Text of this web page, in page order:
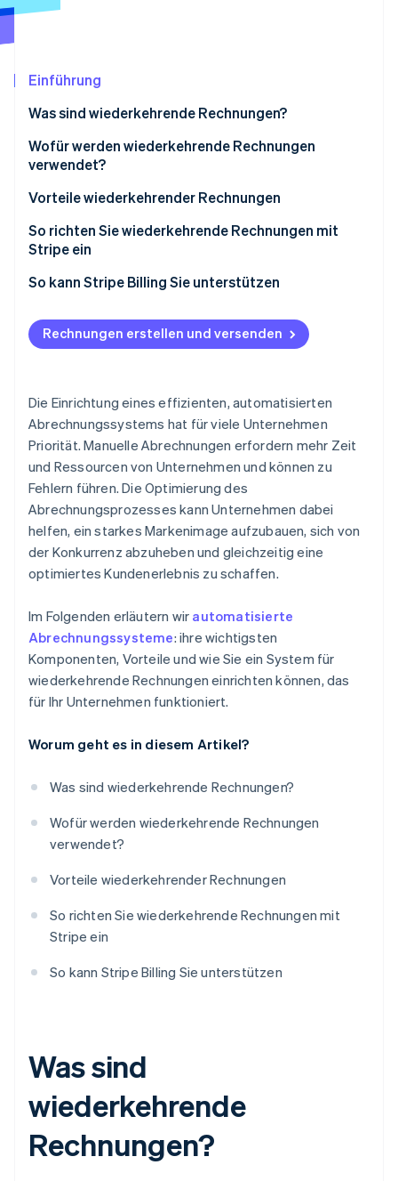
Climate
CO₂-Entnahme
Stripe-Sessions 2026
Jetzt ansehen
Einführung
Was sind wiederkehrende Rechnungen?
Wofür werden wiederkehrende Rechnungen
verwendet?
Vorteile wiederkehrender Rechnungen
So richten Sie wiederkehrende Rechnungen mit
Stripe ein
Ersteinrichtung und Kontoerstellung
Navigieren zum Abschnitt für Rechnungsstellung
Ein Abo erstellen
Festlegen weiterer Einstellungen
Vorschau und Fertigstellung
Überwachen und verwalten
Evaluieren und iterieren
So kann Stripe Billing Sie unterstützen
Rechnungen erstellen und versenden
Die Einrichtung eines effizienten, automatisierten
Abrechnungssystems hat für viele Unternehmen
Priorität. Manuelle Abrechnungen erfordern mehr Zeit
und Ressourcen von Unternehmen und können zu
Fehlern führen. Die Optimierung des
Abrechnungsprozesses kann Unternehmen dabei
helfen, ein starkes Markenimage aufzubauen, sich von
der Konkurrenz abzuheben und gleichzeitig eine
optimiertes Kundenerlebnis zu schaffen.
Im Folgenden erläutern wir automatisierte
Abrechnungssysteme: ihre wichtigsten
Komponenten, Vorteile und wie Sie ein System für
wiederkehrende Rechnungen einrichten können, das
für Ihr Unternehmen funktioniert.
Worum geht es in diesem Artikel?
Was sind wiederkehrende Rechnungen?
Wofür werden wiederkehrende Rechnungen
verwendet?
Vorteile wiederkehrender Rechnungen
So richten Sie wiederkehrende Rechnungen mit
Stripe ein
So kann Stripe Billing Sie unterstützen
Was sind
wiederkehrende
Rechnungen?